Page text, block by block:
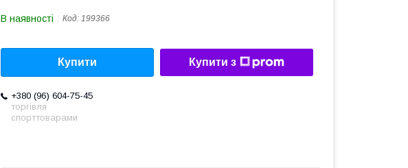
В наявності Код: 199366
Купити Купити з
+380 (96) 604-75-45
торгівля
спорттоварами